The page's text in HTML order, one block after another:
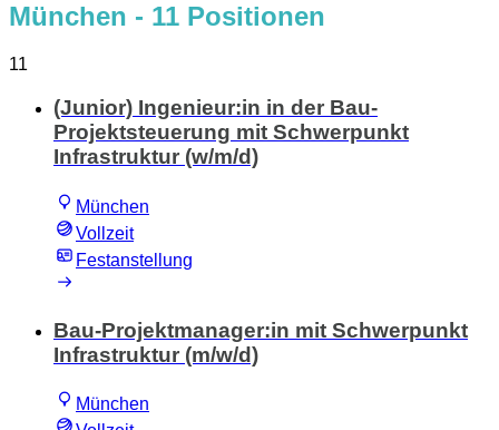
München - 11 Positionen
11
(Junior) Ingenieur:in in der Bau-
Projektsteuerung mit Schwerpunkt
Infrastruktur (w/m/d)
München
Vollzeit
Festanstellung
Bau-Projektmanager:in mit Schwerpunkt
Infrastruktur (m/w/d)
München